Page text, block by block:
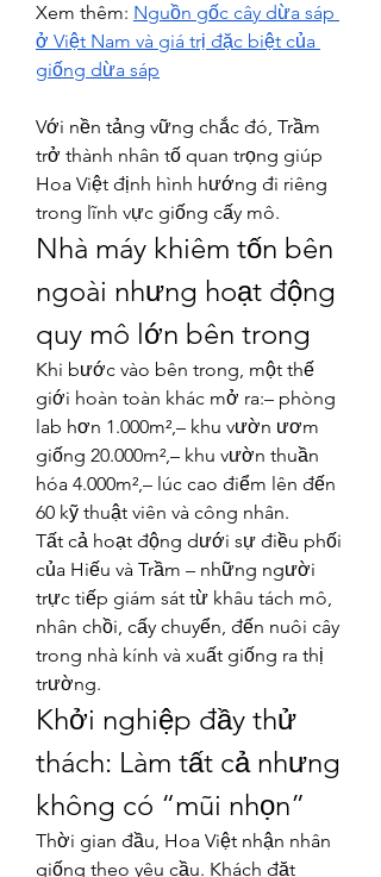
Xem thêm: Nguồn gốc cây dừa sáp
ở Việt Nam và giá trị đặc biệt của
giống dừa sáp
Với nền tảng vững chắc đó, Trầm
trở thành nhân tố quan trọng giúp
Hoa Việt định hình hướng đi riêng
trong lĩnh vực giống cấy mô.
Nhà máy khiêm tốn bên
ngoài nhưng hoạt động
quy mô lớn bên trong
Khi bước vào bên trong, một thế
giới hoàn toàn khác mở ra:– phòng
lab hơn 1.000m²,– khu vườn ươm
giống 20.000m²,– khu vườn thuần
hóa 4.000m²,– lúc cao điểm lên đến
60 kỹ thuật viên và công nhân.
Tất cả hoạt động dưới sự điều phối
của Hiếu và Trầm – những người
trực tiếp giám sát từ khâu tách mô,
nhân chồi, cấy chuyển, đến nuôi cây
trong nhà kính và xuất giống ra thị
trường.
Khởi nghiệp đầy thử
thách: Làm tất cả nhưng
không có “mũi nhọn”
Thời gian đầu, Hoa Việt nhận nhân
giống theo yêu cầu. Khách đặt